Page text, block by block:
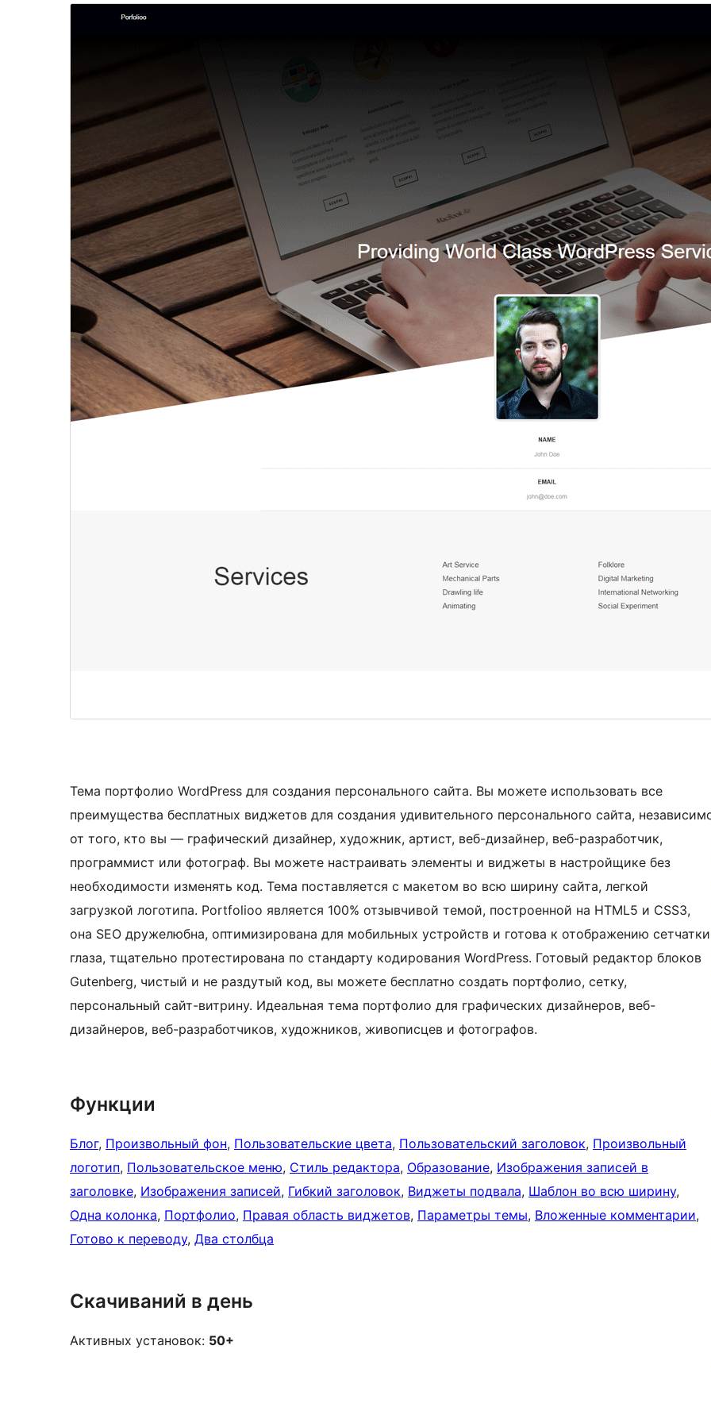
Тема портфолио WordPress для создания персонального сайта. Вы можете использовать все
преимущества бесплатных виджетов для создания удивительного персонального сайта,
от того, кто вы — графический дизайнер, художник, артист, веб-дизайнер, веб-разработчик,
программист или фотограф. Вы можете настраивать элементы и виджеты в настройщике без
необходимости изменять код. Тема поставляется с макетом во всю ширину сайта, легкой
загрузкой логотипа. Portfolioo является 100% отзывчивой темой, построенной на HTML5 и CSS3,
она SEO дружелюбна, оптимизирована для мобильных устройств и готова к отображению сетчатки
глаза, тщательно протестирована по стандарту кодирования WordPress. Готовый редактор блоков
Gutenberg, чистый и не раздутый код, вы можете бесплатно создать портфолио, сетку,
персональный сайт-витрину. Идеальная тема портфолио для графических дизайнеров, веб-
дизайнеров, веб-разработчиков, художников, живописцев и фотографов.
Функции
Блог, Произвольный фон, Пользовательские цвета, Пользовательский заголовок, Произвольный
логотип, Пользовательское меню, Стиль редактора, Образование, Изображения записей в
заголовке, Изображения записей, Гибкий заголовок, Виджеты подвала, Шаблон во всю ширину
Одна колонка, Портфолио, Правая область виджетов, Параметры темы, Вложенные комментарии
Готово к переводу, Два столбца
Скачиваний в день
Активных установок: 50+